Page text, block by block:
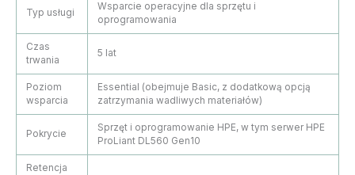
Typ usługi
Wsparcie operacyjne dla sprzętu i
oprogramowania
Czas
trwania
5 lat
Poziom
wsparcia
Essential (obejmuje Basic, z dodatkową opcją
zatrzymania wadliwych materiałów)
Pokrycie
Sprzęt i oprogramowanie HPE, w tym serwer HPE
ProLiant DL560 Gen10
Retencja